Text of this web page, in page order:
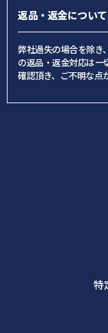
返品・返金について
弊社過失の場合を除き
の返品・返金対応は一
確認頂き、ご不明な点
特